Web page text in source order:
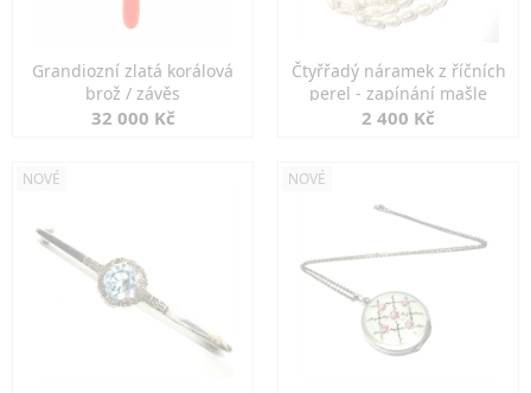
Grandiozní zlatá korálová
brož / závěs
32 000 Kč
Čtyřřadý náramek z říčních
perel - zapínání mašle
2 400 Kč
NOVÉ NOVÉ